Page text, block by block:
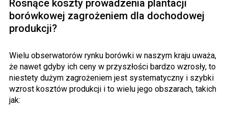
Rosnące koszty prowadzenia plantacji
borówkowej zagrożeniem dla dochodowej
produkcji?
Wielu obserwatorów rynku borówki w naszym kraju uważa,
że nawet gdyby ich ceny w przyszłości bardzo wzrosły, to
niestety dużym zagrożeniem jest systematyczny i szybki
wzrost kosztów produkcji i to wielu jego obszarach, takich
jak: